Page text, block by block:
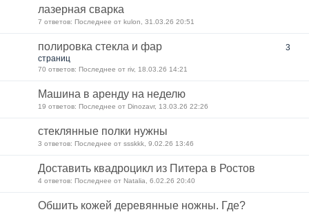
лазерная сварка
7 ответов: Последнее от kulon, 31.03.26 20:51
полировка стекла и фар
3
страниц
70 ответов: Последнее от riv, 18.03.26 14:21
Машина в аренду на неделю
19 ответов: Последнее от Dinozavr, 13.03.26 22:26
стеклянные полки нужны
3 ответов: Последнее от ssskkk, 9.02.26 13:46
Доставить квадроцикл из Питера в Ростов
4 ответов: Последнее от Natalia, 6.02.26 20:40
Обшить кожей деревянные ножны. Где?